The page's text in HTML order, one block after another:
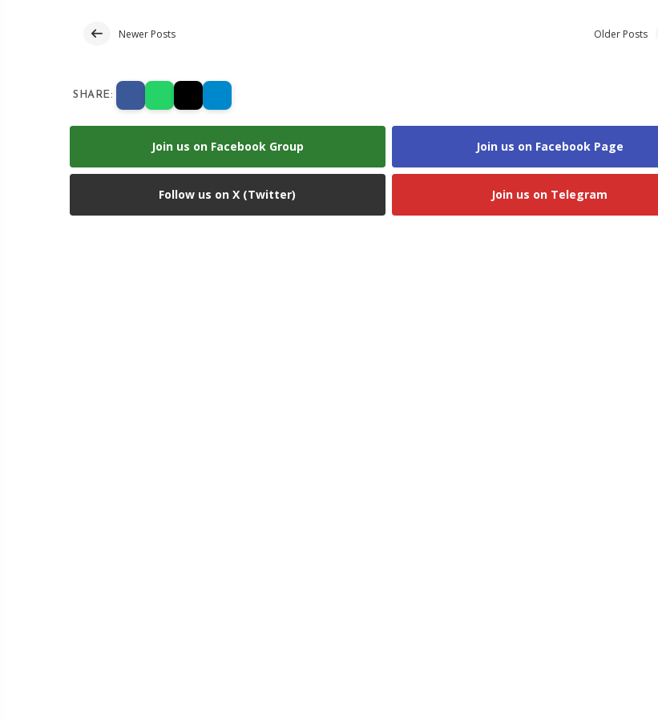
Newer Posts Older Posts
SHARE:
Join us on Facebook Group Join us on Facebook Page
Follow us on X (Twitter) Join us on Telegram